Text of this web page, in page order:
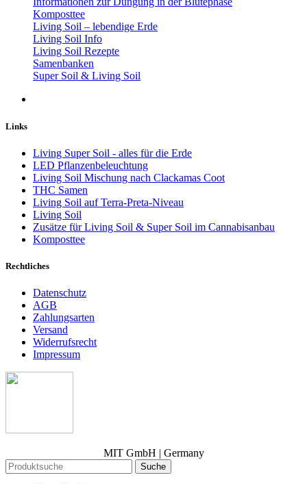
Komposttee
Living Soil – lebendige Erde
Living Soil Info
Living Soil Rezepte
Samenbanken
Super Soil & Living Soil
Links
Living Super Soil - alles für die Erde
LED Pflanzenbeleuchtung
Living Soil Mischung nach Clackamas Coot
THC Samen
Living Soil auf Terra-Preta-Niveau
Living Soil
Zusätze für Living Soil & Super Soil im Cannabisanbau
Komposttee
Rechtliches
Datenschutz
AGB
Zahlungsarten
Versand
Widerrufsrecht
Impressum
MIT GmbH | Germany
Suche